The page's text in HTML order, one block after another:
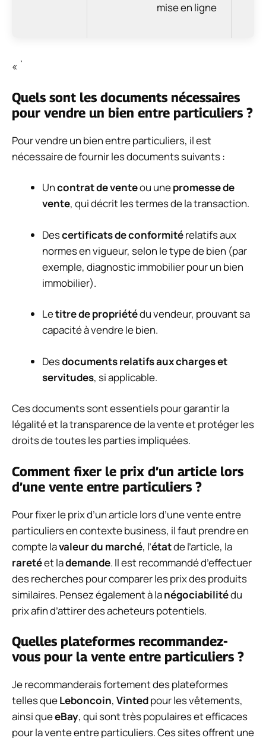
mise en ligne
« `
Quels sont les documents nécessaires
pour vendre un bien entre particuliers ?
Pour vendre un bien entre particuliers, il est
nécessaire de fournir les documents suivants :
Uncontrat de venteou unepromesse de
vente, qui décrit les termes de la transaction.
Descertificats de conformitérelatifs aux
normes en vigueur, selon le type de bien (par
exemple, diagnostic immobilier pour un bien
immobilier).
Letitre de propriétédu vendeur, prouvant sa
capacité à vendre le bien.
Desdocuments relatifs aux charges et
servitudes, si applicable.
Ces documents sont essentiels pour garantir la
légalité et la transparence de la vente et protéger les
droits de toutes les parties impliquées.
Comment fixer le prix d’un article lors
d’une vente entre particuliers ?
Pour fixer le prix d’un article lors d’une vente entre
particuliers en contexte business, il faut prendre en
compte lavaleur du marché, l’étatde l’article, la
raretéet lademande. Il est recommandé d’effectuer
des recherches pour comparer les prix des produits
similaires. Pensez également à lanégociabilitédu
prix afin d’attirer des acheteurs potentiels.
Quelles plateformes recommandez-
vous pour la vente entre particuliers ?
Je recommanderais fortement des plateformes
telles queLeboncoin, Vintedpour les vêtements,
ainsi queeBay, qui sont très populaires et efficaces
pour la vente entre particuliers. Ces sites offrent une